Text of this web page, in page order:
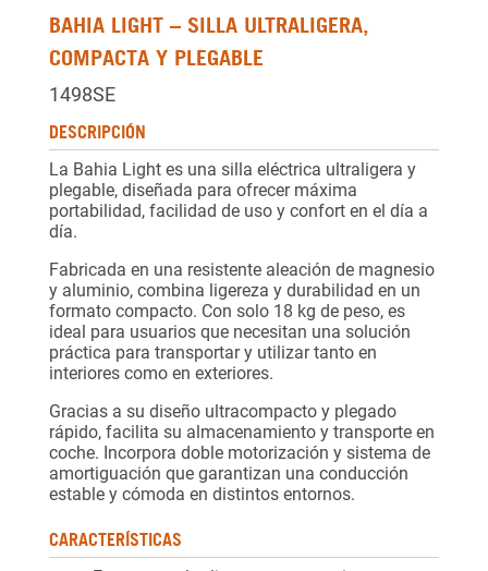
BAHIA LIGHT – SILLA ULTRALIGERA,
COMPACTA Y PLEGABLE
1498SE
DESCRIPCIÓN
La Bahia Light es una silla eléctrica ultraligera y
plegable, diseñada para ofrecer máxima
portabilidad, facilidad de uso y confort en el día a
día.
Fabricada en una resistente aleación de magnesio
y aluminio, combina ligereza y durabilidad en un
formato compacto. Con solo 18 kg de peso, es
ideal para usuarios que necesitan una solución
práctica para transportar y utilizar tanto en
interiores como en exteriores.
Gracias a su diseño ultracompacto y plegado
rápido, facilita su almacenamiento y transporte en
coche. Incorpora doble motorización y sistema de
amortiguación que garantizan una conducción
estable y cómoda en distintos entornos.
CARACTERÍSTICAS